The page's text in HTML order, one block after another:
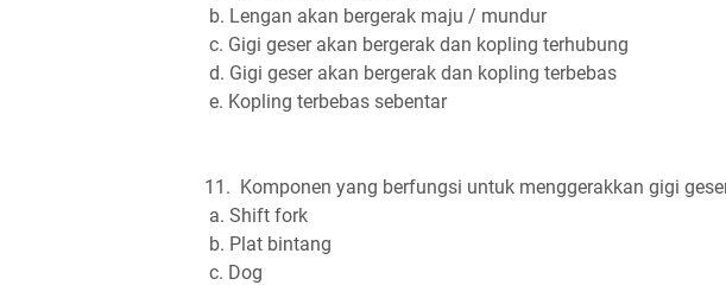
b. Lengan akan bergerak maju / mundur
c. Gigi geser akan bergerak dan kopling terhubung
d. Gigi geser akan bergerak dan kopling terbebas
e. Kopling terbebas sebentar
11. Komponen yang berfungsi untuk menggerakkan gigi
a. Shift fork
b. Plat bintang
c. Dog